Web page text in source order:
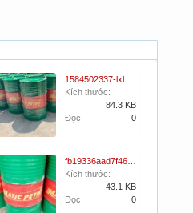
Kích thước:
84.3 KB
Đọc:
0
Kích thước:
43.1 KB
Đọc:
0